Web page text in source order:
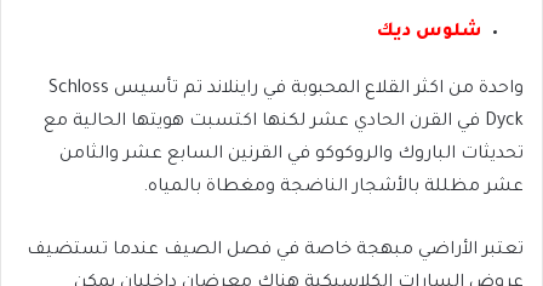
شلوس ديك
واحدة من اكثر القلاع المحبوبة في راينلاند تم تأسيس Schloss
Dyck في القرن الحادي عشر لكنها اكتسبت هويتها الحالية مع
تحديثات الباروك والروكوكو في القرنين السابع عشر والثامن
عشر مظللة بالأشجار الناضجة ومغطاة بالمياه.
تعتبر الأراضي مبهجة خاصة في فصل الصيف عندما تستضيف